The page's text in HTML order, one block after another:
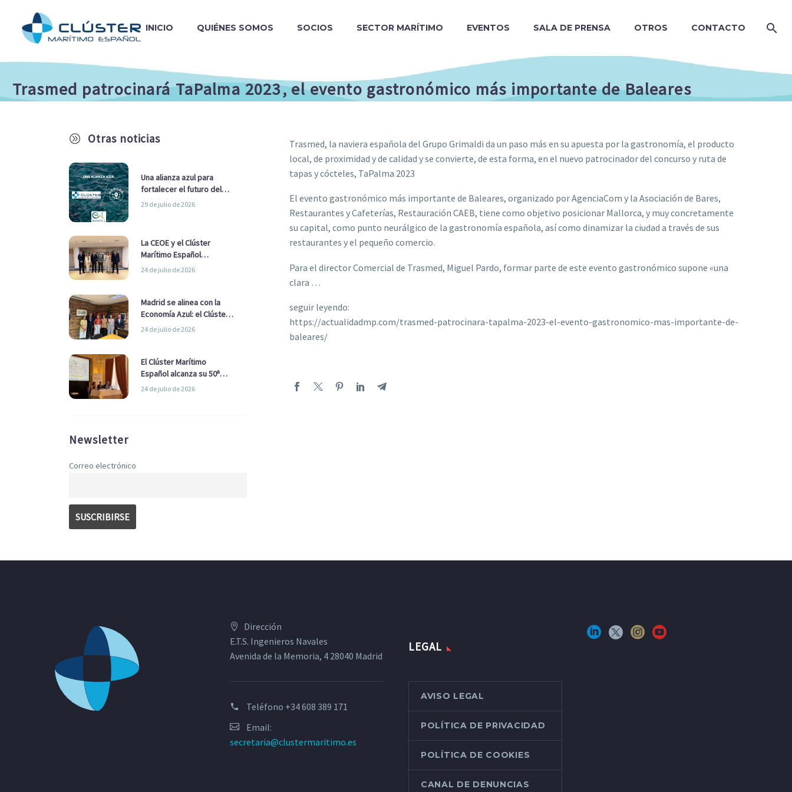
INICIO QUIÉNES SOMOS SOCIOS SECTOR MARÍTIMO EVENTOS SALA DE PRENSA OTROS CONTACTO
Trasmed patrocinará TaPalma 2023, el evento gastronómico más importante de Baleares
A Otras noticias
Una alianza azul para
fortalecer el futuro del
sector marítimo
29 de julio de 2026
La CEOE y el Clúster
Marítimo Español
refuerzan su alianza para
24 de julio de 2026
Madrid se alinea con la
Economía Azul: el Clúster
Marítimo Español y la Real
Ayuntamiento
24 de julio de 2026
El Clúster Marítimo
Español alcanza su 50ª
Asamblea reafirmando su
24 de julio de 2026
Newsletter
Correo electrónico
Trasmed, la naviera española del Grupo Grimaldi da un paso más en su apuesta por la gastronomía, el producto
local, de proximidad y de calidad y se convierte, de esta forma, en el nuevo patrocinador del concurso y ruta de
tapas y cócteles, TaPalma 2023
El evento gastronómico más importante de Baleares, organizado por AgenciaCom y la Asociación de Bares,
Restaurantes y Cafeterías, Restauración CAEB, tiene como objetivo posicionar Mallorca, y muy concretamente
su capital, como punto neurálgico de la gastronomía española, así como dinamizar la ciudad a través de sus
restaurantes y el pequeño comercio.
Para el director Comercial de Trasmed, Miguel Pardo, formar parte de este evento gastronómico supone «una
clara …
seguir leyendo:
https://actualidadmp.com/trasmed-patrocinara-tapalma-2023-el-evento-gastronomico-mas-importante-de-
baleares/
Dirección
E.T.S. Ingenieros Navales
Avenida de la Memoria, 4 28040 Madrid
Teléfono +34 608 389 171
Email:
secretaria@clustermaritimo.es
LEGAL
AVISO LEGAL
POLÍTICA DE PRIVACIDAD
POLÍTICA DE COOKIES
CANAL DE DENUNCIAS